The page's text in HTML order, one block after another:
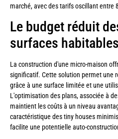
marché, avec des tarifs oscillant entre
Le budget réduit
surfaces habitables
La construction d'une micro-maison
significatif. Cette solution permet une
grâce à une surface limitée et une
L'optimisation des plans, associée à
maintient les coûts à un niveau
caractéristique des tiny houses
facilite une potentielle auto-